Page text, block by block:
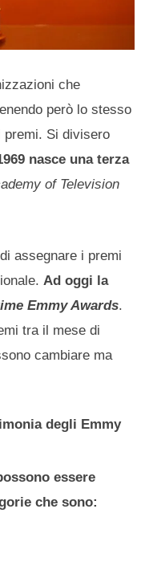
che
però lo stesso
premi. Si divisero
nasce una terza
of Television
assegnare i premi
Ad oggi la
Emmy Awards.
tra il mese di
cambiare ma
degli Emmy
essere
che sono: